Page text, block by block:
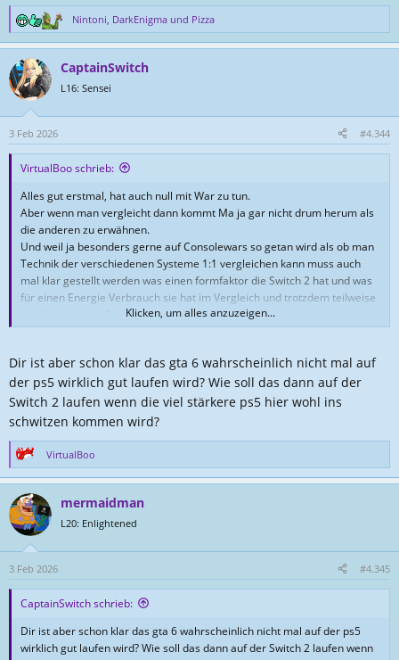
R
e
k
t
i
o
n
e
n
Nintoni DarkEnigma und Pizza
CaptainSwitch
L16: Sensei
3 Feb 2026 #4.344
VirtualBoo schrieb:
Alles gut erstmal, hat auch null mit War zu tun.
Aber wenn man vergleicht dann kommt Ma ja gar nicht drum herum als
die anderen zu erwähnen.
Und weil ja besonders gerne auf Consolewars so getan wird als ob man
Technik der verschiedenen Systeme 1:1 vergleichen kann muss auch
mal klar gestellt werden was einen formfaktor die Switch 2 hat und was
für einen Energie Verbrauch sie hat im Vergleich und trotzdem teilweise
deutlich bessere Ergebnisse erzielt.
Version.
Nochmal mich juckt das ja auch nicht aber wenn man sowas alles schon
erwähnt (im allgemeinen nicht speziell dich hier gemeint, mag dich
Deshalb glaube ich nicht nur als Laie (wir sind alles keine Entwickler) das
GTA VI auf Switch gar kein Problem darstellt wenn man es ernsthaft
dafür entwickelt sondern ist es einfach logische Konsequenz.
GTA VI würde deshalb auch auf einer ps4 laufen wenn man wirklich
wollen würde.
Klicken, um alles anzuzeigen...
Dir ist aber schon klar das gta 6 wahrscheinlich nicht mal auf
der ps5 wirklich gut laufen wird? Wie soll das dann auf der
Switch 2 laufen wenn die viel stärkere ps5 hier wohl ins
schwitzen kommen wird?
R
e
k
t
i
o
n
VirtualBoo
mermaidman
L20: Enlightened
3 Feb 2026 #4.345
CaptainSwitch schrieb:
Dir ist aber schon klar das gta 6 wahrscheinlich nicht mal auf der ps5
wirklich gut laufen wird? Wie soll das dann auf der Switch 2 laufen wenn